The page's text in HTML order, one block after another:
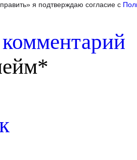
я подтверждаю согласие с